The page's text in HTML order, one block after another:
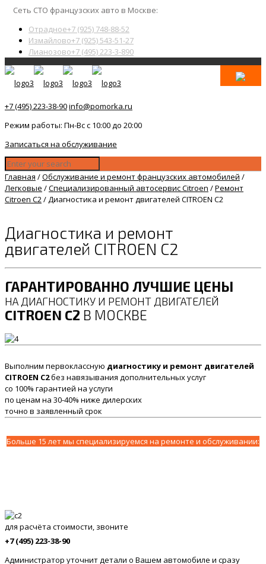
Сеть СТО французских авто в Москве:
Отрадное+7 (925) 748-88-52
Измайлово+7 (925) 543-51-27
Лианозово+7 (495) 223-3-890
+7 (495) 223-38-90info@pomorka.ru
Режим работы: Пн-Вс с 10:00 до 20:00
Записаться на обслуживание
Главная /Обслуживание и ремонт французских автомобилей /
Легковые /Специализированный автосервис Citroen /Ремонт
Citroen C2/Диагностика и ремонт двигателей CITROEN C2
Диагностика и ремонт
двигателей CITROEN C2
ГАРАНТИРОВАННО ЛУЧШИЕ ЦЕНЫ
НА ДИАГНОСТИКУ И РЕМОНТ ДВИГАТЕЛЕЙ
CITROEN C2 В МОСКВЕ
Выполним первоклассную диагностику и ремонт двигателей
CITROEN C2без навязывания дополнительных услуг
со 100% гарантией на услуги
по ценам на 30-40% ниже дилерских
точно в заявленный срок
Больше 15 лет мы специализируемся на ремонте и обслуживании:
для расчёта стоимости, звоните
+7 (495) 223-38-90
Администратор уточнит детали о Вашем автомобиле и сразу